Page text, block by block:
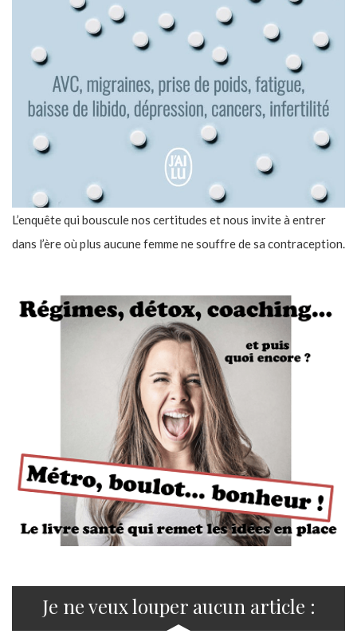
L’enquête qui bouscule nos certitudes et nous invite à entrer
dans l’ère où plus aucune femme ne souffre de sa contraception.
Je ne veux louper aucun article :